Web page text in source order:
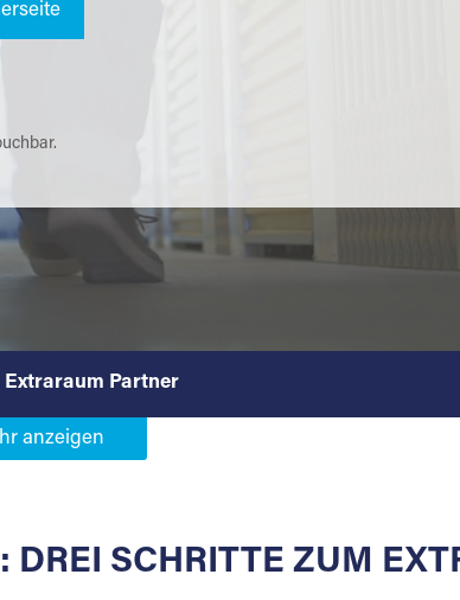
Extraraum Partner
Umzugsgut gebaut wurde? Werden Sie jetzt
SCHRITTE ZUM